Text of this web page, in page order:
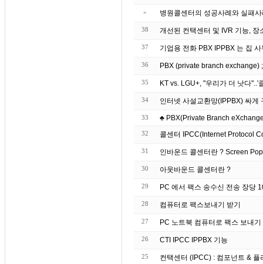
» 병원콜센터의 성공사례와 실패
38 개선된 컨택센터 및 IVR 기능, 장
37 기업용 전화 PBX
36 PBX (private branch exchange)
35 KT vs. LGU+, "우리가 더 낫다"..'
34 인터넷 사설교환망(IPPBX) 싸게
33 ♣ PBX(Private Branch
32 콜센터 IPCC(Internet Protocol
31 인바운드 콜센터
30 아웃바운드 콜센터란 ?
29 PC 에서 팩스 송수신 전송 장당
28 컴퓨터로 팩스보내기 받기
27
26 CTI IPCC IPPBX 기능
25 컨택센터 (IPCC) : 컴포넌트 &